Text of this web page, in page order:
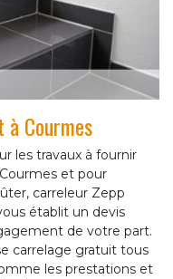
Courmes
les travaux à fournir
et pour
carreleur Zepp
établit un devis
de votre part.
carrelage gratuit tous
les prestations et